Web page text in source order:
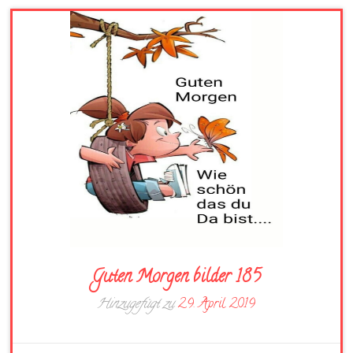
Guten Morgen bilder 185
Hinzugefügt zu29. April 2019